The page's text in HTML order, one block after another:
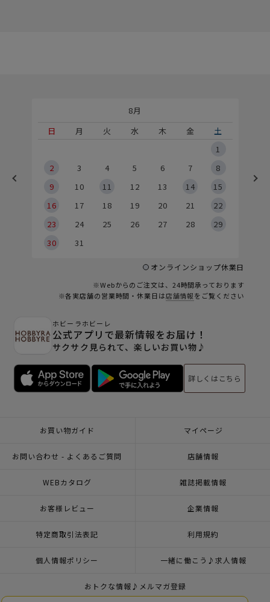
8月
日
月 火 水 木 金
土
1
2
3 4 5 6 7
8
9
10 11 12 13 14
15
16
17 18 19 20 21
22
23
24 25 26 27 28
29
30
31
オンラインショップ休業日
※Webからのご注文は、24時間承っております
※各実店舗の営業時間・休業日は店舗情報をご覧ください
ホビーラホビーレ
公式アプリで最新情報をお届け！
サクサク見られて、楽しいお買い物♪
詳しくはこちら
お買い物ガイド マイページ
お問い合わせ - よくあるご質問 店舗情報
WEBカタログ 雑誌掲載情報
お客様レビュー 企業情報
特定商取引法表記 利用規約
個人情報ポリシー 一緒に働こう♪求人情報
おトクな情報♪メルマガ登録